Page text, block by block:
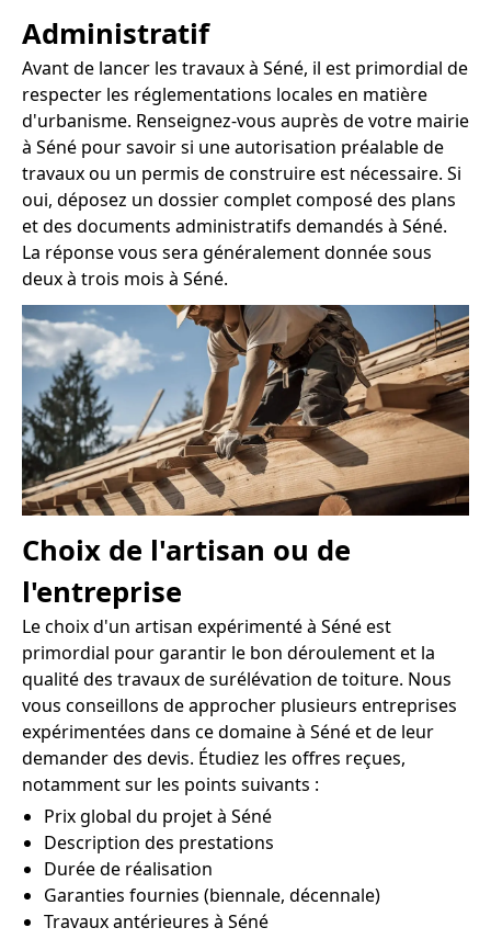
Administratif
Avant de lancer les travaux à Séné, il est primordial de
respecter les réglementations locales en matière
d'urbanisme. Renseignez-vous auprès de votre mairie
à Séné pour savoir si une autorisation préalable de
travaux ou un permis de construire est nécessaire. Si
oui, déposez un dossier complet composé des plans
et des documents administratifs demandés à Séné.
La réponse vous sera généralement donnée sous
deux à trois mois à Séné.
Choix de l'artisan ou de
l'entreprise
Le choix d'un artisan expérimenté à Séné est
primordial pour garantir le bon déroulement et la
qualité des travaux de surélévation de toiture. Nous
vous conseillons de approcher plusieurs entreprises
expérimentées dans ce domaine à Séné et de leur
demander des devis. Étudiez les offres reçues,
notamment sur les points suivants :
Prix global du projet à Séné
Description des prestations
Durée de réalisation
Garanties fournies (biennale, décennale)
Travaux antérieures à Séné